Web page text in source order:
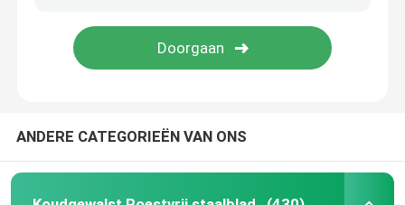
Monellegering
ANDERE CATEGORIEËN VAN ONS